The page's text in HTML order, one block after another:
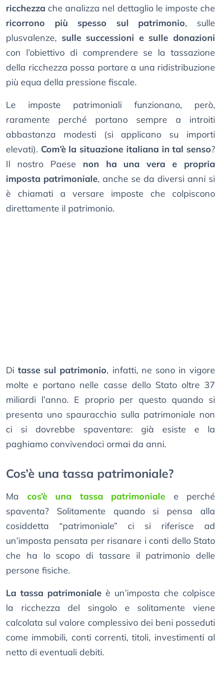
ricchezza che analizza nel dettaglio le imposte che
ricorrono più spesso sul patrimonio, sulle
plusvalenze, sulle successioni e sulle donazioni
con l’obiettivo di comprendere se la tassazione
della ricchezza possa portare a una ridistribuzione
più equa della pressione fiscale.
Le imposte patrimoniali funzionano, però,
raramente perché portano sempre a introiti
abbastanza modesti (si applicano su importi
elevati). Com’è la situazione italiana in tal senso?
Il nostro Paese non ha una vera e propria
imposta patrimoniale, anche se da diversi anni si
è chiamati a versare imposte che colpiscono
direttamente il patrimonio.
Ditasse sul patrimonio, infatti, ne sono in vigore
molte e portano nelle casse dello Stato oltre 37
miliardi l’anno. E proprio per questo quando si
presenta uno spauracchio sulla patrimoniale non
ci si dovrebbe spaventare: già esiste e la
paghiamo convivendoci ormai da anni.
Cos’è una tassa patrimoniale?
Ma cos’è una tassa patrimoniale e perché
spaventa? Solitamente quando si pensa alla
cosiddetta “patrimoniale” ci si riferisce ad
un’imposta pensata per risanare i conti dello Stato
che ha lo scopo di tassare il patrimonio delle
persone fisiche.
La tassa patrimoniale è un’imposta che colpisce
la ricchezza del singolo e solitamente viene
calcolata sul valore complessivo dei beni posseduti
come immobili, conti correnti, titoli, investimenti al
netto di eventuali debiti.